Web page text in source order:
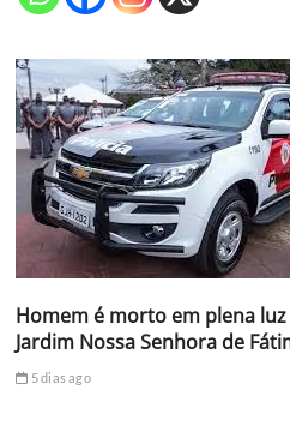
Homem é morto em plena
Jardim Nossa Senhora de
5 dias ago